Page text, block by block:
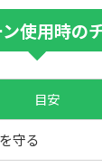
使用時の
目安
守る